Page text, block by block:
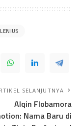
SELANJUTNYA
Alqin Flobamora
Nama Baru di